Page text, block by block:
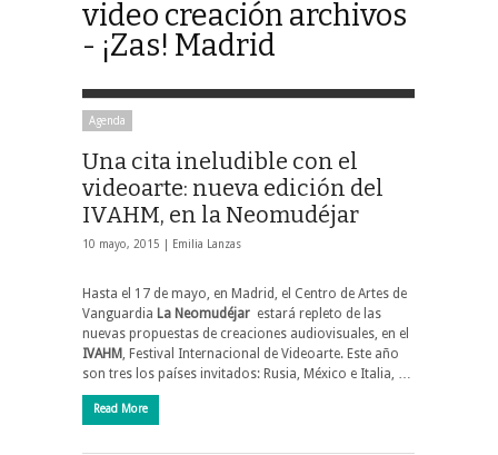
video creación archivos
- ¡Zas! Madrid
Agenda
Una cita ineludible con el
videoarte: nueva edición del
IVAHM, en la Neomudéjar
10 mayo, 2015 | Emilia Lanzas
Hasta el 17 de mayo, en Madrid, el Centro de Artes de
Vanguardia La Neomudéjar estará repleto de las
nuevas propuestas de creaciones audiovisuales, en el
IVAHM , Festival Internacional de Videoarte. Este año
son tres los países invitados: Rusia, México e Italia, …
Read More